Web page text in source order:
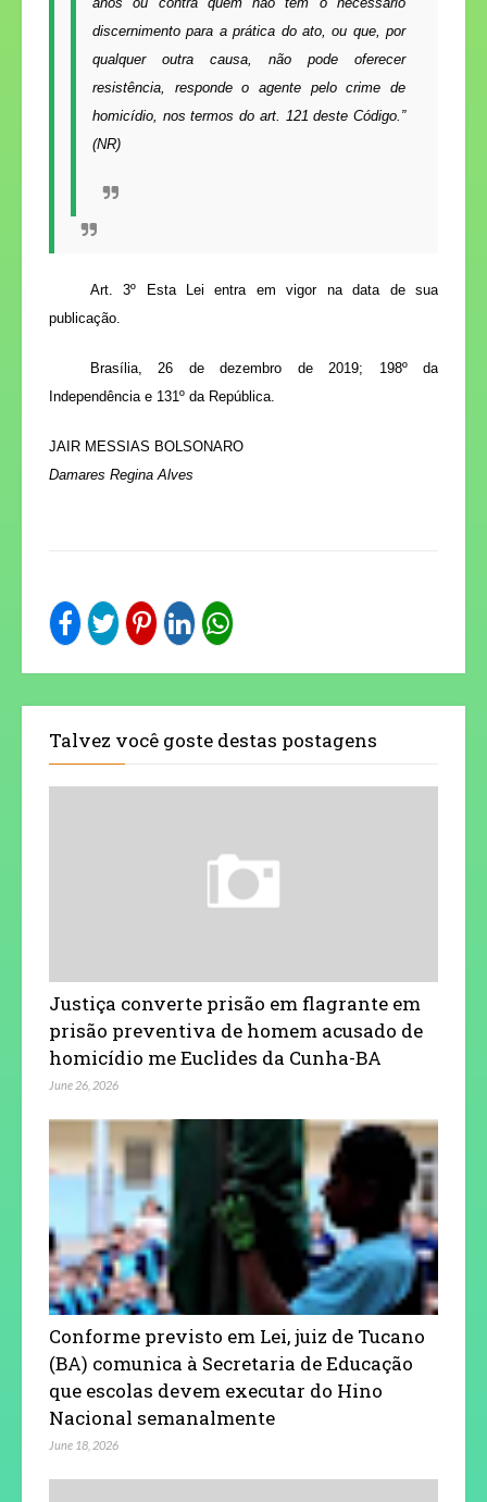
discernimento para a prática do ato, ou que, por
qualquer outra causa, não pode oferecer
resistência, responde o agente pelo crime de
homicídio, nos termos do art. 121 deste Código.”
(NR)
Art. 3º Esta Lei entra em vigor na data de sua
publicação.
Brasília, 26 de dezembro de 2019; 198º da
Independência e 131º da República.
JAIR MESSIAS BOLSONARO
Damares Regina Alves
Talvez você goste destas postagens
Justiça converte prisão em flagrante em
prisão preventiva de homem acusado de
homicídio me Euclides da Cunha-BA
June 26, 2026
Conforme previsto em Lei, juiz de Tucano
(BA) comunica à Secretaria de Educação
que escolas devem executar do Hino
Nacional semanalmente
June 18, 2026